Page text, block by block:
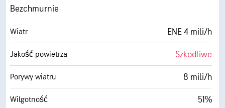
AccuLumen Brightness Index™
Zachmurzenie 0%
Widoczność 10 mili
Pułap chmur 30000 stopy
Bezchmurnie
Wiatr ENE 4 mili/h
Jakość powietrza Szkodliwe
Porywy wiatru 8 mili/h
Wilgotność 51%